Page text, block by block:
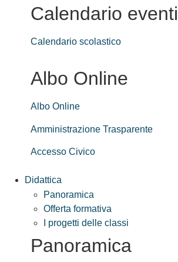
Calendario eventi
Calendario scolastico
Albo Online
Albo Online
Amministrazione Trasparente
Accesso Civico
Didattica
Panoramica
Offerta formativa
I progetti delle classi
Panoramica